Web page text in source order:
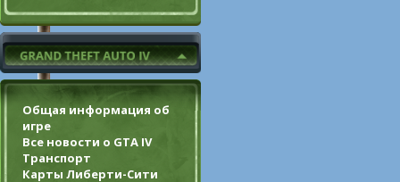
Общая информация об
игре
Все новости о GTA IV
Транспорт
Карты Либерти-Сити